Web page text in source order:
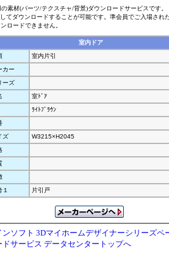
素材(パーツ/テクスチャ/背景)ダウンロードサービスです。
てダウンロードすることが可能です。準会員でご入場され
ロードできません。
室内ドア
室内片引
カー
ーズ
室ﾄﾞｱ
ﾗｲﾄﾌﾞﾗｳﾝ
ズ
W3215×H2045
片引戸
ソフト 3Dマイホームデザイナーシリーズペ
サービス データセンタートップへ